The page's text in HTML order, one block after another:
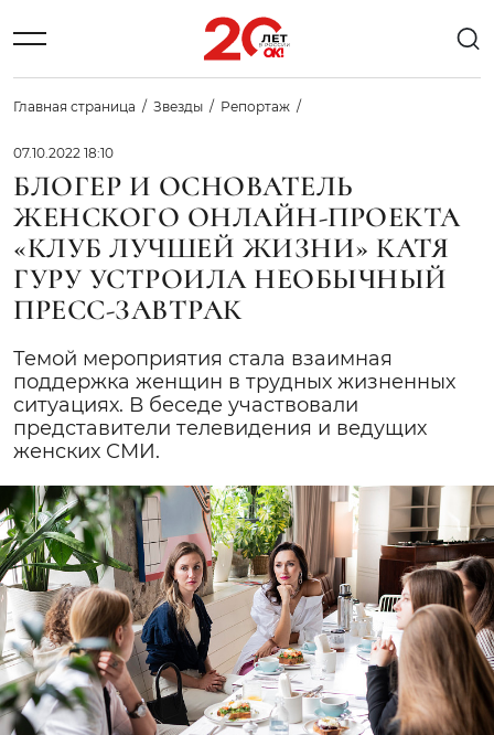
Главная страница Звезды Репортаж
07.10.2022 18:10
БЛОГЕР И ОСНОВАТЕЛЬ
ЖЕНСКОГО ОНЛАЙН-ПРОЕКТА
«КЛУБ ЛУЧШЕЙ ЖИЗНИ» КАТЯ
ГУРУ УСТРОИЛА НЕОБЫЧНЫЙ
ПРЕСС-ЗАВТРАК
Темой мероприятия стала взаимная
поддержка женщин в трудных жизненных
ситуациях. В беседе участвовали
представители телевидения и ведущих
женских СМИ.